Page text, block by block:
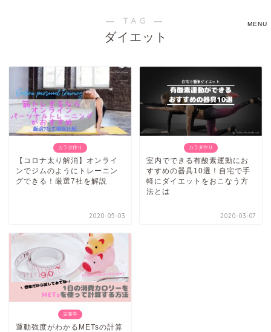
― TAG ―
ダイエット
カラダ作り
【コロナ太り解消】オンライ
ンでジムのようにトレーニン
グできる！厳選7社を解説
2020-05-03
カラダ作り
室内でできる有酸素運動にお
すすめの器具10選！自宅で手
軽にダイエットをおこなう方
法とは
2020-03-07
栄養学
運動強度がわかるMETsの計算